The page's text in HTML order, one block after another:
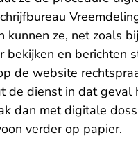
kunnen ze, net zoals
bekijken en berichten
de website
de dienst in dat
dan met digitale
verder op papier.